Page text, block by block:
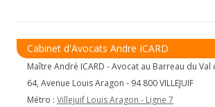
Cabinet d'Avocats Andre ICARD
Maître André ICARD - Avocat au Barreau du Val
64, Avenue Louis Aragon - 94 800 VILLEJUIF
Métro : Villejuif Louis Aragon - Ligne 7